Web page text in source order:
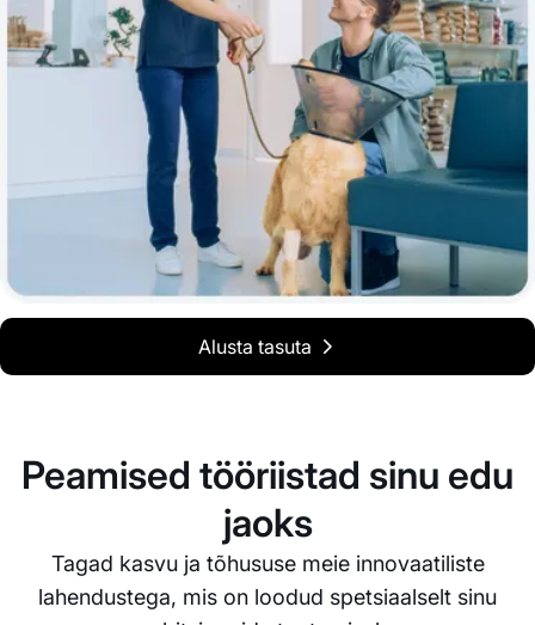
Alusta tasuta
Peamised tööriistad sinu edu
jaoks
Tagad kasvu ja tõhususe meie innovaatiliste
lahendustega, mis on loodud spetsiaalselt sinu